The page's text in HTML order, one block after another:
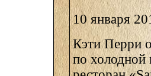
10 января
Кэти Перри
по холодной